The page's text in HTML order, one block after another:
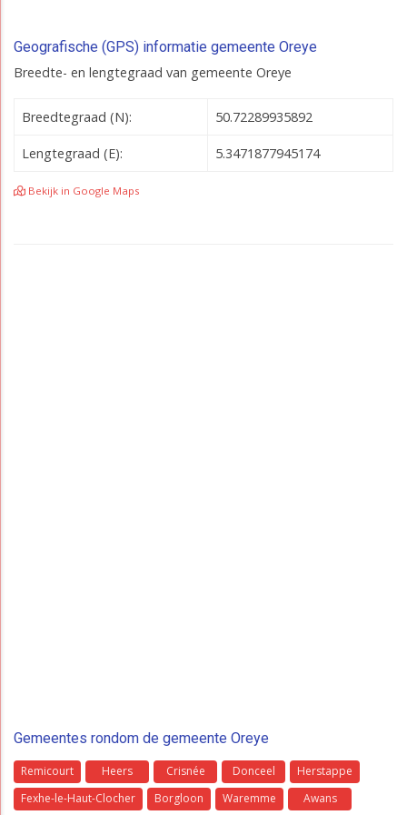
Geografische (GPS) informatie gemeente Oreye
Breedte- en lengtegraad van gemeente Oreye
Breedtegraad (N): 50.72289935892
Lengtegraad (E): 5.3471877945174
Bekijk in Google Maps
Gemeentes rondom de gemeente Oreye
Remicourt Heers Crisnée Donceel
Herstappe
Fexhe-le-Haut-Clocher
Borgloon Waremme
Awans